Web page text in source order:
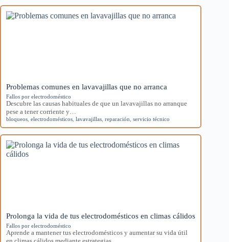
Problemas comunes en lavavajillas que no arranca
Fallos por electrodoméstico
Descubre las causas habituales de que un lavavajillas no arranque
pese a tener corriente y…
bloqueos electrodomésticos lavavajillas reparación servicio técnico
Prolonga la vida de tus electrodomésticos en climas cálidos
Fallos por electrodoméstico
Aprende a mantener tus electrodomésticos y aumentar su vida útil